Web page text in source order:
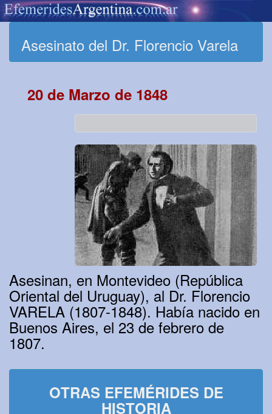
Asesinato del Dr. Florencio Varela
20 de Marzo de 1848
Asesinan, en Montevideo (República
Oriental del Uruguay), al Dr. Florencio
VARELA (1807-1848). Había nacido en
Buenos Aires, el 23 de febrero de
1807.
OTRAS EFEMÉRIDES DE
HISTORIA